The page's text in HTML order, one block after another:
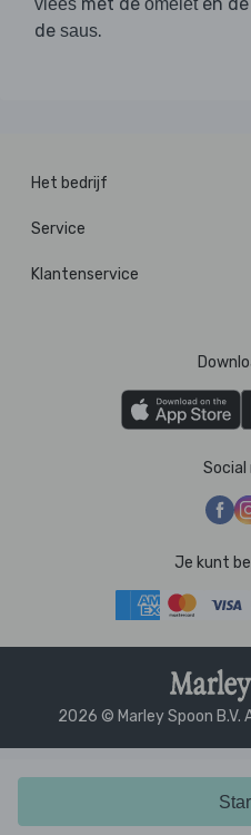
vlees met de omeleten de
de saus.
Het bedrijf
Service
Klantenservice
Social
Je kunt
2026 © Marley Spoon B.V.